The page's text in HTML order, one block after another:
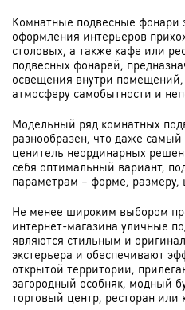
Комнатные подвесные фонари
оформления интерьеров
столовых, а также кафе или
подвесных фонарей,
освещения внутри помещений,
атмосферу самобытности и
Модельный ряд комнатных
разнообразен, что даже
ценитель неординарных
себя оптимальный вариант,
параметрам – форме, размеру,
Не менее широким выбором
интернет-магазина уличные
являются стильным и
экстерьера и обеспечивают
открытой территории,
загородный особняк, модный
торговый центр, ресторан или